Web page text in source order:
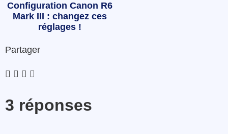
Configuration Canon R6
Mark III : changez ces
réglages !
Partager
3 réponses